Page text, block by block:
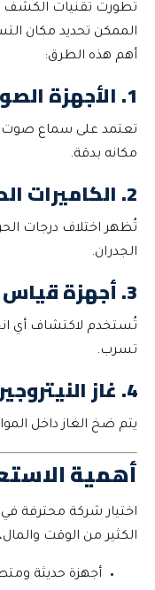
تطورت تقنيات الكشف
الممكن تحديد مكان
أهم هذه الطرق:
1. الأجهزة الصوتية
تعتمد على سماع صوت
مكانه بدقة.
2. الكاميرات الحرارية
تُظهر اختلاف درجات
الجدران.
3. أجهزة قياس الضغط
تُستخدم لاكتشاف أي
تسرب.
4. غاز النيتروجين
يتم ضخ الغاز داخل
أهمية
اختيار شركة محترفة في
الكثير من الوقت
أجهزة حديثة